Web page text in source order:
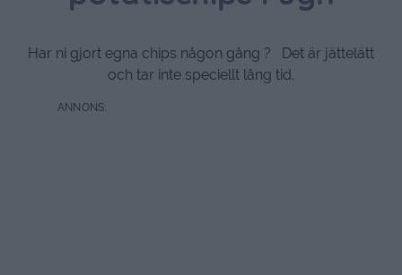
Har ni gjort egna chips någon gång ? Det är jättelätt
och tar inte speciellt lång tid.